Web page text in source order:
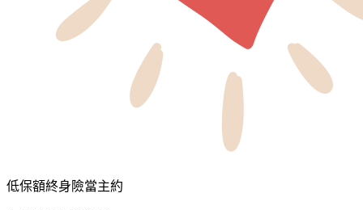
低保額終身險當主約